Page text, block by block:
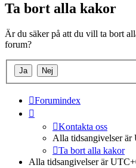
Ta bort alla kakor
Är du säker på att du vill ta bort
forum?
Forumindex
Kontakta oss
Alla tidsangivelser
Ta bort alla kakor
Alla tidsangivelser är